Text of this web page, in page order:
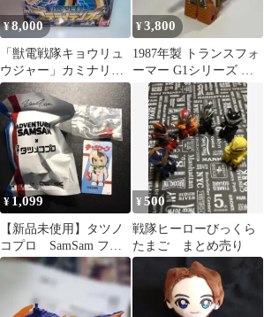
¥8,000
「獣電戦隊キョウリュ
ウジャー」カミナリ変
形 DXプテライデンオ
ー
¥3,800
1987年製 トランスフォ
ーマー G1シリーズ ア
フターバーナー
¥1,099
【新品未使用】タツノ
コプロ SamSam フィ
ギュア キャシャーン
¥500
戦隊ヒーローびっくら
たまご まとめ売り